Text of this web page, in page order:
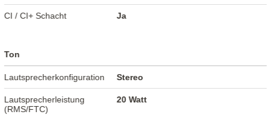
CI / CI+ Schacht Ja
Ton
Lautsprecherkonfiguration Stereo
Lautsprecherleistung
(RMS/FTC)
20 Watt